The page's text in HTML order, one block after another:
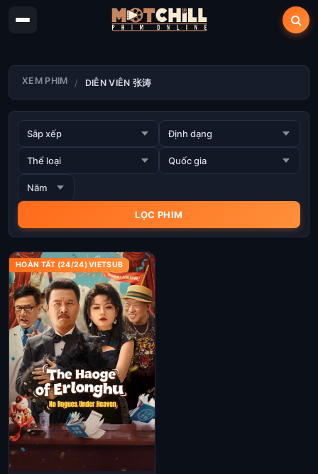
XEM PHIM DIỄN VIÊN 张涛
HOÀN TẤT (24/24) VIETSUB